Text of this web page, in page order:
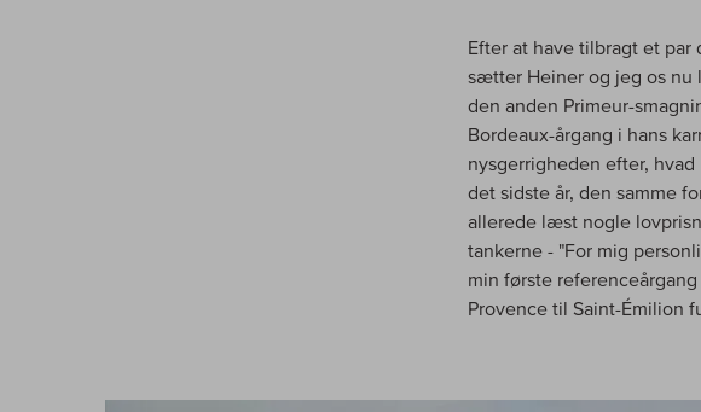
Efter at have tilbragt et par
sætter Heiner og jeg os nu
den anden Primeur-
Bordeaux-årgang i hans
nysgerrigheden efter,
det sidste år, den samme
allerede læst nogle
tankerne - "For mig
min første
Provence til Saint-Émilion